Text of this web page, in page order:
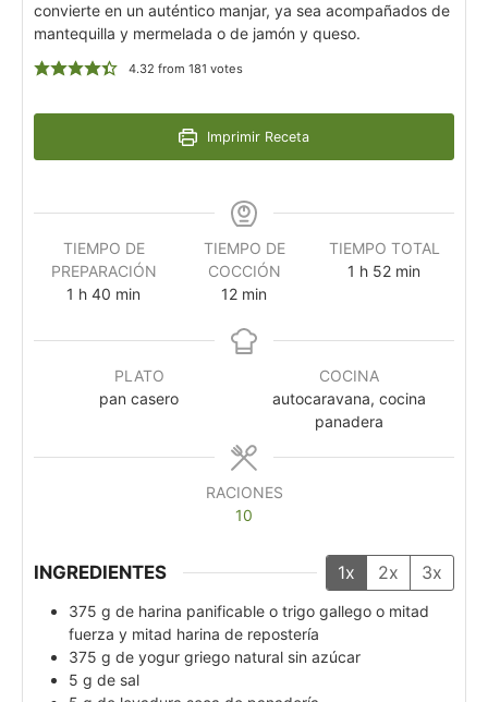
convierte en un auténtico manjar, ya sea acompañados de
mantequilla y mermelada o de jamón y queso.
4.32 from 181 votes
Imprimir Receta
TIEMPO DE
PREPARACIÓN
1 h 40 min
TIEMPO DE
COCCIÓN
12 min
TIEMPO TOTAL
1 h 52 min
PLATO
pan casero
COCINA
autocaravana, cocina
panadera
RACIONES
10
INGREDIENTES 1x 2x 3x
375 g de harina panificable o trigo gallego o mitad
fuerza y mitad harina de repostería
375 g de yogur griego natural sin azúcar
5 g de sal